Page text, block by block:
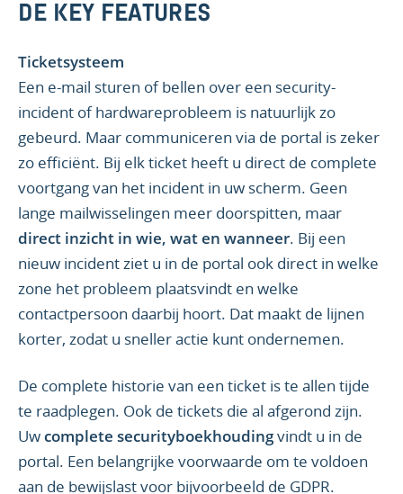
DE KEY FEATURES
Ticketsysteem
Een e-mail sturen of bellen over een security-
incident of hardwareprobleem is natuurlijk zo
gebeurd. Maar communiceren via de portal is zeker
zo efficiënt. Bij elk ticket heeft u direct de complete
voortgang van het incident in uw scherm. Geen
lange mailwisselingen meer doorspitten, maar
direct inzicht in wie, wat en wanneer. Bij een
nieuw incident ziet u in de portal ook direct in welke
zone het probleem plaatsvindt en welke
contactpersoon daarbij hoort. Dat maakt de lijnen
korter, zodat u sneller actie kunt ondernemen.
De complete historie van een ticket is te allen tijde
te raadplegen. Ook de tickets die al afgerond zijn.
Uwcomplete securityboekhoudingvindt u in de
portal. Een belangrijke voorwaarde om te voldoen
aan de bewijslast voor bijvoorbeeld de GDPR.